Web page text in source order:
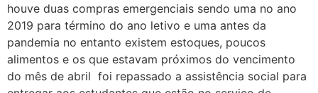
houve duas compras emergenciais sendo uma no ano
2019 para término do ano letivo e uma antes da
pandemia no entanto existem estoques, poucos
alimentos e os que estavam próximos do vencimento
do mês de abril foi repassado a assistência social para